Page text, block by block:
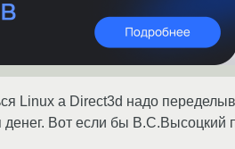
Linux а Direct3d надо
Вот если бы В.С.Высоцкий